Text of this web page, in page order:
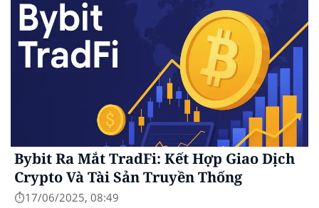
Bybit Ra Mắt TradFi: Kết Hợp Giao Dịch
Crypto Và Tài Sản Truyền Thống
⏱️17/06/2025, 08:49